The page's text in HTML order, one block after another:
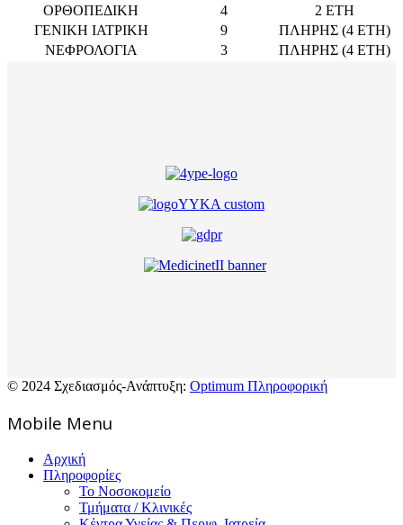
ΟΡΘΟΠΕΔΙΚΗ
4
2 ΕΤΗ
ΓΕΝΙΚΗ ΙΑΤΡΙΚΗ
9
ΠΛΗΡΗΣ (4 ΕΤΗ)
ΝΕΦΡΟΛΟΓΙΑ
3 ΠΛΗΡΗΣ (4 ΕΤΗ)
© 2024 Σχεδιασμός-Ανάπτυξη: Optimum Πληροφορική
Mοbile Menu
Αρχική
Πληροφορίες
Το Νοσοκομείο
Τμήματα / Κλινικές